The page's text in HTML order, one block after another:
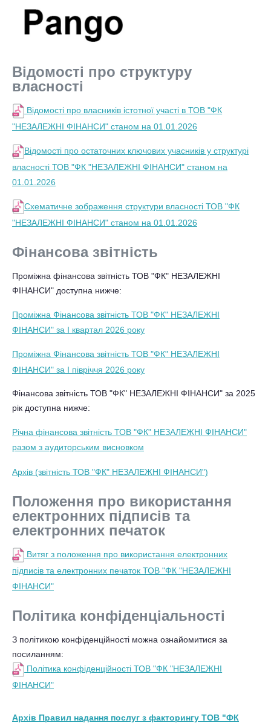
Відомості про структуру
власності
Відомості про власників істотної участі вТОВ "ФК
"НЕЗАЛЕЖНІ ФІНАНСИ" станом на 01.01.2026
Відомості про остаточних ключових учасників у структурі
власності ТОВ "ФК "НЕЗАЛЕЖНІ ФІНАНСИ" станом на
01.01.2026
Схематичне зображення структури власності ТОВ "ФК
"НЕЗАЛЕЖНІ ФІНАНСИ" станом на 01.01.2026
Фінансова звітність
Проміжна фінансова звітність ТОВ "ФК" НЕЗАЛЕЖНІ
ФІНАНСИ" доступна нижче:
Проміжна Фінансова звітність ТОВ "ФК" НЕЗАЛЕЖНІ
ФІНАНСИ" за I квартал 2026 року
Проміжна Фінансова звітність ТОВ "ФК" НЕЗАЛЕЖНІ
ФІНАНСИ" за I півріччя 2026 року
Фінансова звітність ТОВ "ФК" НЕЗАЛЕЖНІ ФІНАНСИ" за 2025
рік доступна нижче:
Річна фінансова звітність ТОВ "ФК" НЕЗАЛЕЖНІ ФІНАНСИ"
разом з аудиторським висновком
Архів (звітність ТОВ "ФК" НЕЗАЛЕЖНІ ФІНАНСИ")
Положення про використання
електронних підписів та
електронних печаток
Витяг з положення про використання електронних
підписів та електронних печаток ТОВ "ФК "НЕЗАЛЕЖНІ
ФІНАНСИ"
Політика конфіденціальності
З політикою конфіденційності можна ознайомитися за
посиланням:
Політика конфіденційності ТОВ "ФК "НЕЗАЛЕЖНІ
ФІНАНСИ"
Архів Правил надання послуг з факторингу ТОВ "ФК